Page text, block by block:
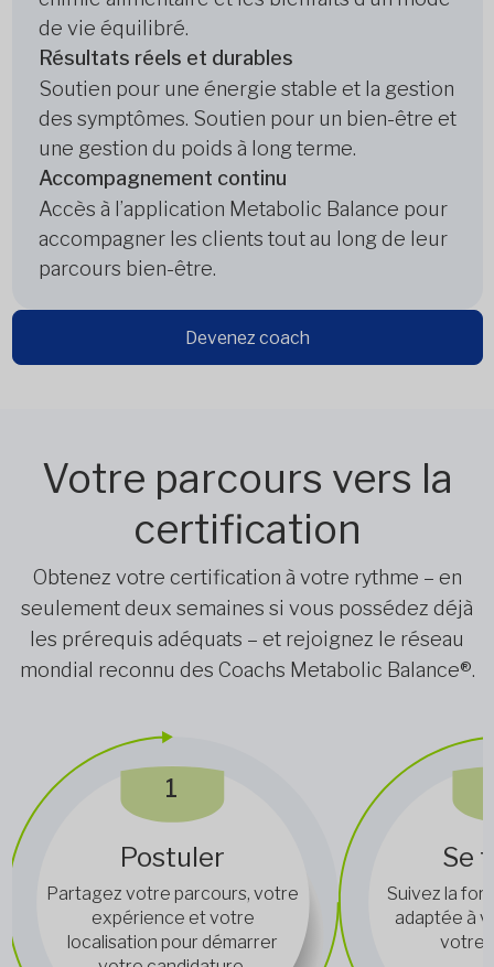
de vie équilibré.
Résultats réels et durables
Soutien pour une énergie stable et la gestion
des symptômes. Soutien pour un bien-être et
une gestion du poids à long terme.
Accompagnement continu
Accès à l’application Metabolic Balance pour
accompagner les clients tout au long de leur
parcours bien-être.
Devenez coach
Votre parcours vers la
certification
Obtenez votre certification à votre rythme – en
seulement deux semaines si vous possédez déjà
les prérequis adéquats – et rejoignez le réseau
mondial reconnu des Coachs Metabolic Balance®.
1
Postuler
Partagez votre parcours, votre
expérience et votre
localisation pour démarrer
Se
Suivez la
adaptée à
votre